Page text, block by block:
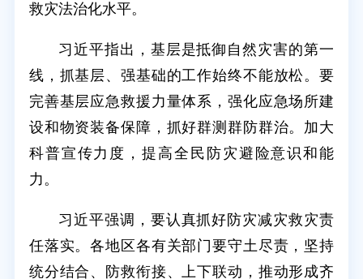
救灾法治化水平。
习近平指出，基层是抵御自然灾害的第一
线，抓基层、强基础的工作始终不能放松。要
完善基层应急救援力量体系，强化应急场所建
设和物资装备保障，抓好群测群防群治。加大
科普宣传力度，提高全民防灾避险意识和能
力。
习近平强调，要认真抓好防灾减灾救灾责
任落实。各地区各有关部门要守土尽责，坚持
统分结合、防救衔接、上下联动，推动形成齐